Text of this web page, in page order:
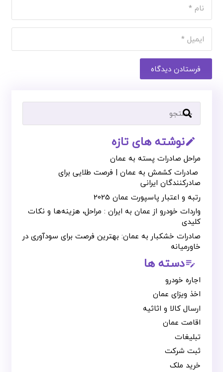
فرستادن دیدگاه
mode_edit_outlineنوشته های تازه
مراحل صادرات پسته به عمان
صادرات کشمش به عمان | فرصت طلایی برای
صادرکنندگان ایرانی
رتبه و اعتبار پاسپورت عمان 2025
واردات خودرو از عمان به ایران : مراحل، هزینه‌ها و نکات
کلیدی
صادرات خشکبار به عمان: بهترین فرصت برای سودآوری در
خاورمیانه
edit_noteدسته ها
اجاره خودرو
اخذ ویزای عمان
ارسال کالا و اثاثیه
اقامت عمان
تبلیغات
ثبت شرکت
خرید ملک